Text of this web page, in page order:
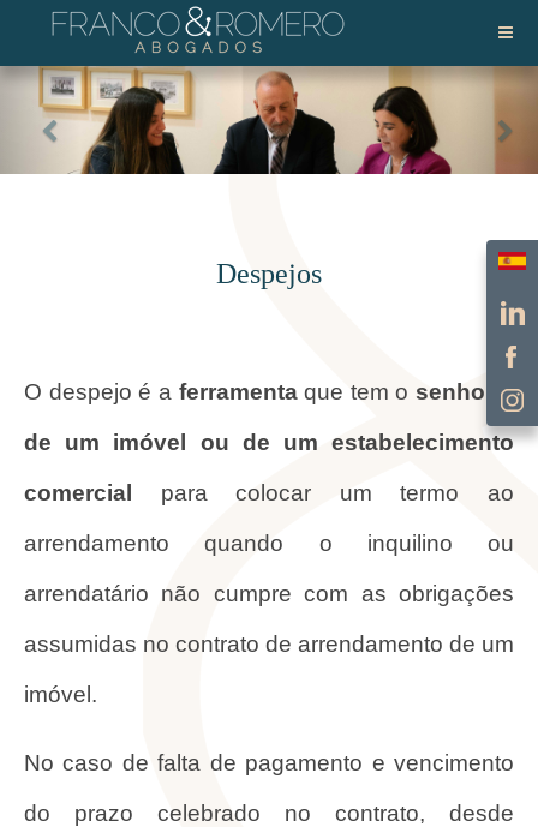
Despejos
O despejo é a ferramentaque tem o senhorio
de um imóvel ou de um estabelecimento
comercial para colocar um termo ao
arrendamento quando o inquilino ou
arrendatário não cumpre com as obrigações
assumidas no contrato de arrendamento de um
imóvel.
No caso de falta de pagamento e vencimento
do prazo celebrado no contrato, desde